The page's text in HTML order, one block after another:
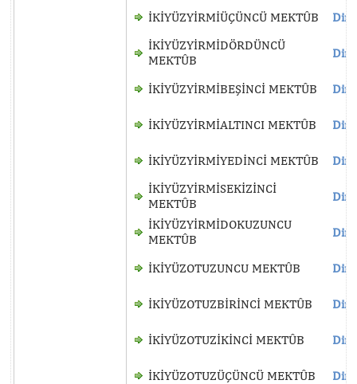
İKİYÜZYİRMİÜÇÜNCÜ MEKTÛB
İKİYÜZYİRMİDÖRDÜNCÜ
MEKTÛB
İKİYÜZYİRMİBEŞİNCİ MEKTÛB
İKİYÜZYİRMİALTINCI MEKTÛB
İKİYÜZYİRMİYEDİNCİ MEKTÛB
İKİYÜZYİRMİSEKİZİNCİ
MEKTÛB
İKİYÜZYİRMİDOKUZUNCU
MEKTÛB
İKİYÜZOTUZUNCU MEKTÛB
İKİYÜZOTUZBİRİNCİ MEKTÛB
İKİYÜZOTUZİKİNCİ MEKTÛB
İKİYÜZOTUZÜÇÜNCÜ MEKTÛB